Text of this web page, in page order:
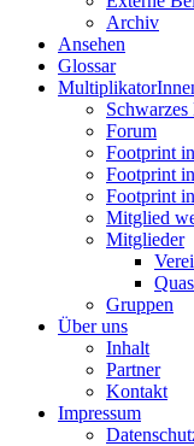
Archiv
Ansehen
Glossar
Schwarzes
Forum
Footprint
Footprint
Footprint
Mitglied
Mitglieder
Gruppen
Über uns
Inhalt
Partner
Kontakt
Impressum